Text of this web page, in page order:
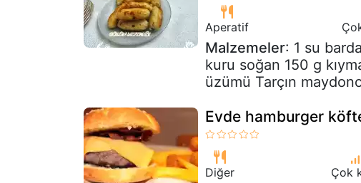
Aperatif
Malzemeler: 1 su
kuru soğan 150 g
üzümü Tarçın
Evde hamburger
Diğer Çok